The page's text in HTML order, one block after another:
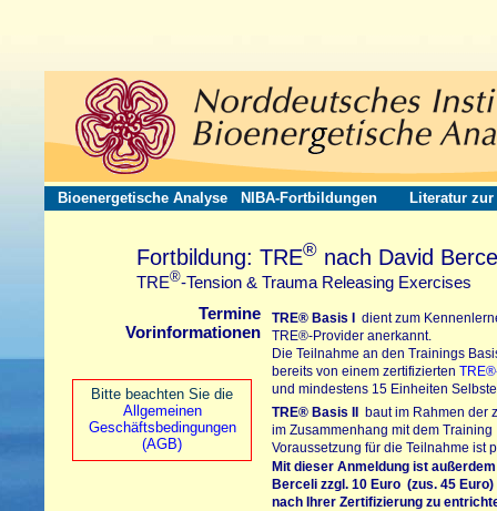
Bioenergetische Analyse NIBA-Fortbildungen Literatur zur
Fortbildung: TRE® nach David
TRE®-Tension & Trauma Releasing Exercises
Bitte beachten Sie die
Allgemeinen
Geschäftsbedingungen
(AGB)
Termine
Vorinformationen
TRE® Basis I dient zum
TRE®-Provider anerkannt.
Die Teilnahme an den Trainings
bereits von einem zertifizierten
und mindestens 15 Einheiten
TRE® Basis II baut im Rahmen der
im Zusammenhang mit dem
Voraussetzung für die Teilnahme ist
Mit dieser Anmeldung ist
Berceli zzgl. 10 Euro (zus. 45
nach Ihrer Zertifizierung zu